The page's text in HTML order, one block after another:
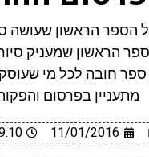
על הספר הראשון
הראשון שמעניק
חובה לכל מי
מתעניין בפרסום
11/01/2016